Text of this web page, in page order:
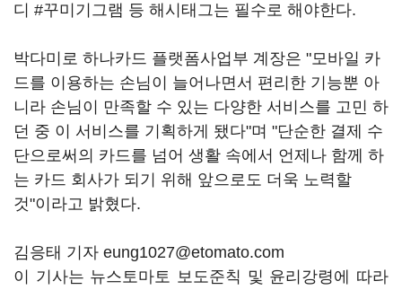
디 #꾸미기그램 등 해시태그는 필수로 해야한다.
박다미로 하나카드 플랫폼사업부 계장은 "모바일 카
드를 이용하는 손님이 늘어나면서 편리한 기능뿐 아
니라 손님이 만족할 수 있는 다양한 서비스를 고민 하
던 중 이 서비스를 기획하게 됐다"며 "단순한 결제 수
단으로써의 카드를 넘어 생활 속에서 언제나 함께 하
는 카드 회사가 되기 위해 앞으로도 더욱 노력할
것"이라고 밝혔다.
김응태 기자 eung1027@etomato.com
이 기사는 뉴스토마토 보도준칙 및 윤리강령에 따라